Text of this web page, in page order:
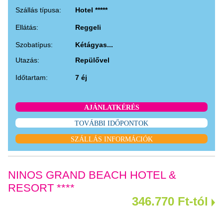
Szállás típusa: Hotel *****
Ellátás: Reggeli
Szobatípus:
Kétágyas...
Utazás:
Repülővel
Időtartam: 7 éj
AJÁNLATKÉRÉS
TOVÁBBI IDŐPONTOK
SZÁLLÁS INFORMÁCIÓK
NINOS GRAND BEACH HOTEL &
RESORT ****
346.770 Ft-tól